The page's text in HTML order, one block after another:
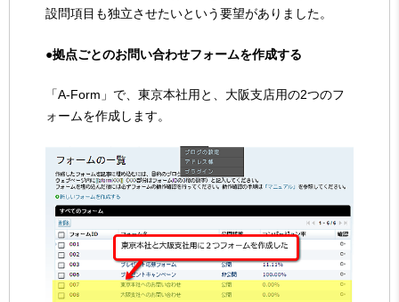
設問項目も独立させたいという要望がありました。
●拠点ごとのお問い合わせフォームを作成する
「A-Form」で、東京本社用と、大阪支店用の2つのフ
ォームを作成します。